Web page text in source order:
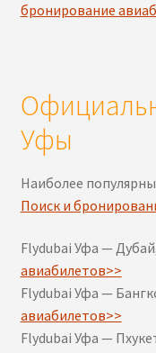
бронирование
Уфы
Наиболее
Поиск и
Flydubai Уфа —
авиабилетов>>
Flydubai Уфа —
авиабилетов>>
Flydubai Уфа —